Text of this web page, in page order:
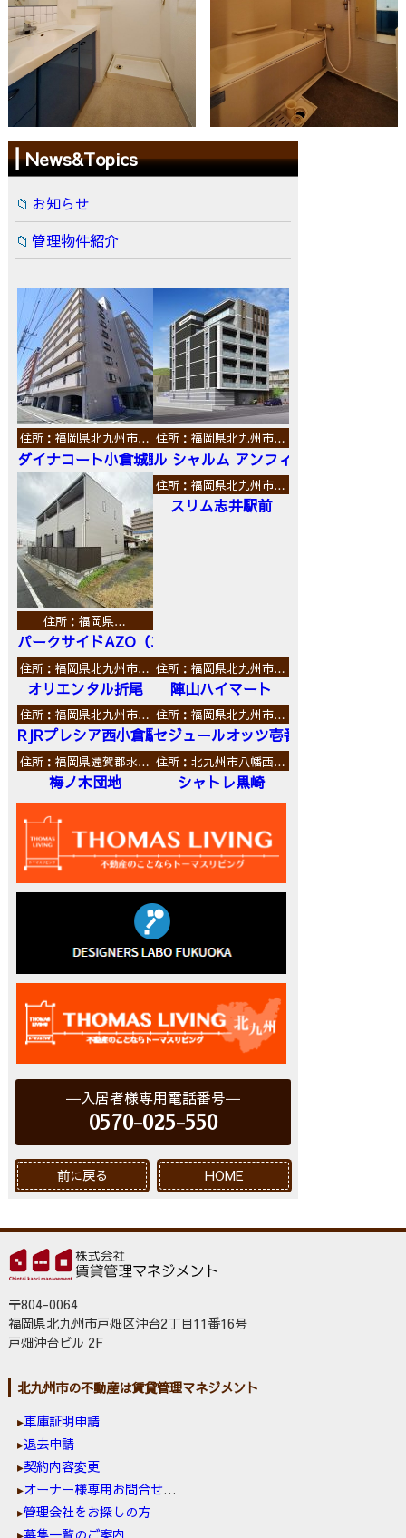
News&Topics
お知らせ
管理物件紹介
住所：福岡県北九州市…
ダイナコート小倉城野
住所：福岡県北九州市…
ル シャルム アンフィニ
住所：福岡県…
パークサイドAZO（エーゼットオー）
住所：福岡県北九州市…
スリム志井駅前
住所：福岡県北九州市…
オリエンタル折尾
住所：福岡県北九州市…
陣山ハイマート
住所：福岡県北九州市…
RJRプレシア西小倉駅前
住所：福岡県北九州市…
セジュールオッツ壱番館
住所：福岡県遠賀郡水…
梅ノ木団地
住所：北九州市八幡西…
シャトレ黒崎
入居者様専用電話番号
0570-025-550
前に戻る HOME
〒804-0064
福岡県北九州市戸畑区沖台2丁目11番16号
戸畑沖台ビル 2F
北九州市の不動産は賃貸管理マネジメント
車庫証明申請
退去申請
契約内容変更
オーナー様専用お問合せ窓口
管理会社をお探しの方